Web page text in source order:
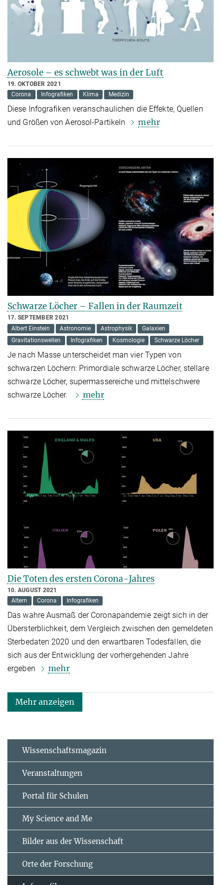
Aerosole – es schwebt was in der Luft
19. OKTOBER 2021
Corona
Infografiken Klima Medizin
Diese Infografiken veranschaulichen die Effekte, Quellen
und Größen von Aerosol-Partikeln
mehr
Schwarze Löcher – Fallen in der Raumzeit
17. SEPTEMBER 2021
Albert Einstein
Astronomie Astrophysik
Galaxien
Gravitationswellen
Infografiken Kosmologie Schwarze Löcher
Je nach Masse unterscheidet man vier Typen von
schwarzen Löchern: Primordiale schwarze Löcher, stellare
schwarze Löcher, supermassereiche und mittelschwere
schwarze Löcher.
mehr
Die Toten des ersten Corona-Jahres
10. AUGUST 2021
Altern
Corona Infografiken
Das wahre Ausmaß der Coronapandemie zeigt sich in der
Übersterblichkeit, dem Vergleich zwischen den gemeldeten
Sterbedaten 2020 und den erwartbaren Todesfällen, die
sich aus der Entwicklung der vorhergehenden Jahre
ergeben
mehr
Mehr anzeigen
Wissenschaftsmagazin
Veranstaltungen
Portal für Schulen
My Science and Me
Bilder aus der Wissenschaft
Orte der Forschung